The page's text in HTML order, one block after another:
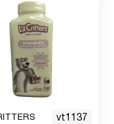
vt1137